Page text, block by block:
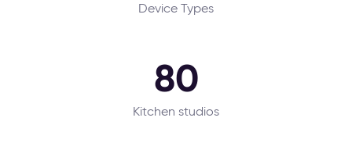
Device Types
80
Kitchen studios